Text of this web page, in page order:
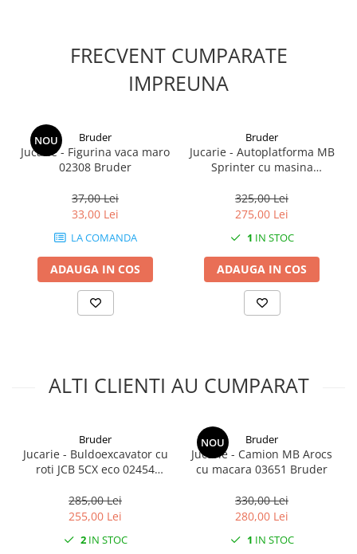
FRECVENT CUMPARATE
IMPREUNA
NOU Bruder
Jucarie - Figurina vaca maro
02308 Bruder
37,00 Lei
33,00 Lei
LA COMANDA
ADAUGA IN COS
Bruder
Jucarie - Autoplatforma MB
Sprinter cu masina
si lumini 02675 Bruder
325,00 Lei
275,00 Lei
1 IN STOC
ADAUGA IN COS
ALTI CLIENTI AU CUMPARAT
Bruder
Jucarie - Buldoexcavator cu
roti JCB 5CX eco 02454
285,00 Lei
255,00 Lei
2IN STOC
NOU Bruder
Jucarie - Camion MB Arocs
cu macara 03651 Bruder
330,00 Lei
280,00 Lei
1 IN STOC